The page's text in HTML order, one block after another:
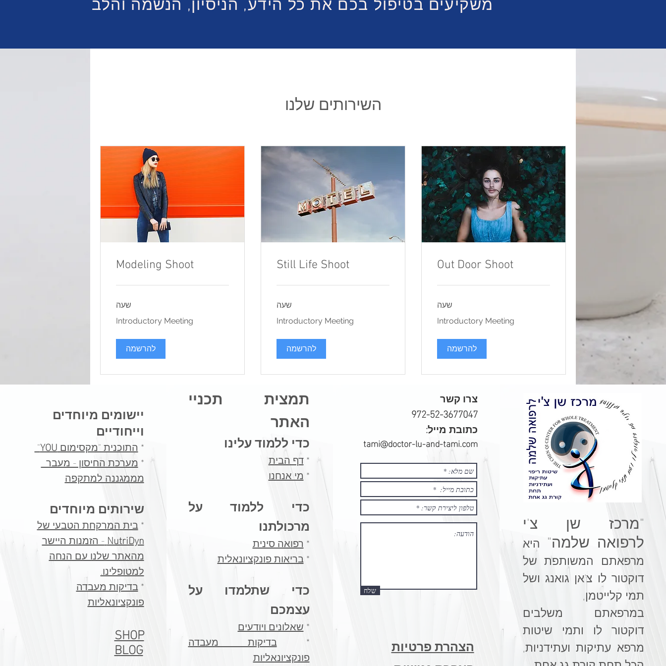
משקיעים בטיפול בכם את כל הידע, הניסיון, הנשמה והלב
השירותים שלנו
Out Door Shoot
שעה
Introductory Meeting
להרשמה
Still Life Shoot
שעה
Introductory Meeting
להרשמה
Modeling Shoot
שעה
Introductory Meeting
להרשמה
יישומים מיוחדים
וייחודיים
* התוכנית "מקסימוםYOU
"
*מערכת החיסון - מעבר
מממגננה למתקפה​
שירותים מיוחדים
*בית המרקחת הטבעי של
NutriDyn - הזמנות היישר
מהאתר שלנו עם הנחה
למטופלינו.
​*בדיקות מעבדה
פונקציונאליות
SHOP
BLOG
תמצית תכניי
האתר
כדי ללמוד עלינו
*דף הבית
*מי אנחנו
כדי ללמוד על
מרכולתנו
* רפואה סינית
*בריאות פונקציונאלית
כדי שתלמדו על
עצמכם
*שאלונים ויודעים
​*בדיקות מעבדה
פונקציונאליות
צרו קשר
972-52-3677047
כתובת מייל:
tami@doctor-lu-and-tami.com
שלח
הצהרת פרטיות
"מרכז שן צ'י
לרפואה שלמה" היא
מרפאתם המשותפת של
דוקטור לו צ'אן גואנג ושל
תמי קלייטמן,
במרפאתם משלבים
דוקטור לו ותמי שיטות
מרפא עתיקות ועתידניות,